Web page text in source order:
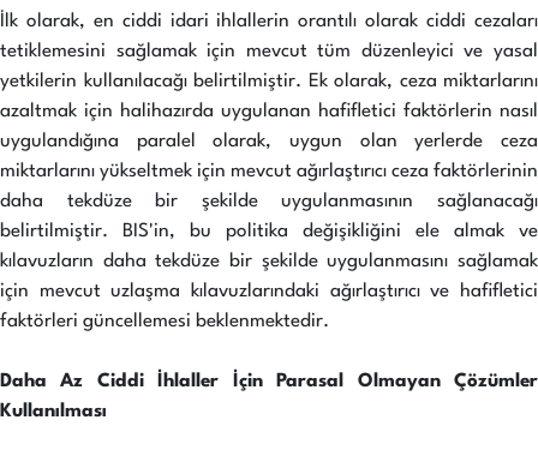
İlk olarak, en ciddi idari ihlallerin orantılı olarak ciddi cezaları
tetiklemesini sağlamak için mevcut tüm düzenleyici ve yasal
yetkilerin kullanılacağı belirtilmiştir. Ek olarak, ceza miktarlarını
azaltmak için halihazırda uygulanan hafifletici faktörlerin nasıl
uygulandığına paralel olarak, uygun olan yerlerde ceza
miktarlarını yükseltmek için mevcut ağırlaştırıcı ceza faktörlerinin
daha tekdüze bir şekilde uygulanmasının sağlanacağı
belirtilmiştir. BIS'in, bu politika değişikliğini ele almak ve
kılavuzların daha tekdüze bir şekilde uygulanmasını sağlamak
için mevcut uzlaşma kılavuzlarındaki ağırlaştırıcı ve hafifletici
faktörleri güncellemesi beklenmektedir.
Daha Az Ciddi İhlaller İçin Parasal Olmayan Çözümler
Kullanılması